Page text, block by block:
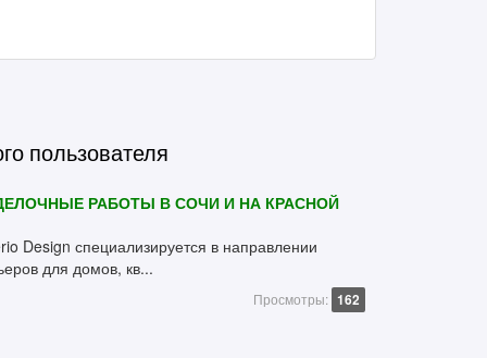
пользователя
РАБОТЫ В СОЧИ И НА КРАСНОЙ
Design специализируется в направлении
для домов, кв...
Просмотры: 162